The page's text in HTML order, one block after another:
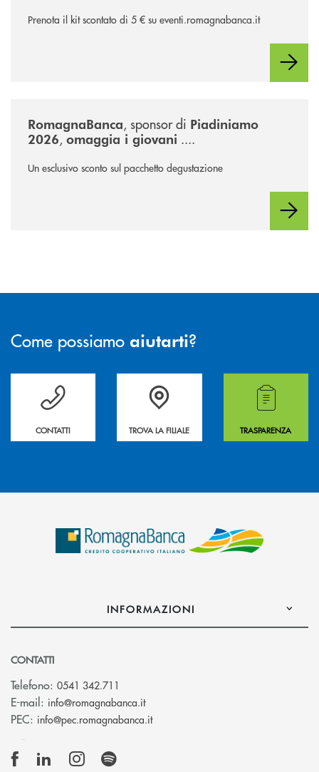
Prenota il kit scontato di 5 € su eventi.romagnabanca.it
RomagnaBanca, sponsor di Piadiniamo
2026, omaggia i giovani ....
Un esclusivo sconto sul pacchetto degustazione
Come possiamo aiutarti?
Per ogni necessità compila il form e noi ti richiamiamo
CONTATTI
La&nbsp; Filiale &nbsp;vicina a te. &nbsp;
TROVA LA FILIALE
Hai bisogno di
TRASPARENZA
INFORMAZIONI
CONTATTI
Telefono: 0541 342.711
E-mail: info@romagnabanca.it(si apre l’app di posta elettronica)
PEC: info@pec.romagnabanca.it(si apre l’app di posta elettronica)